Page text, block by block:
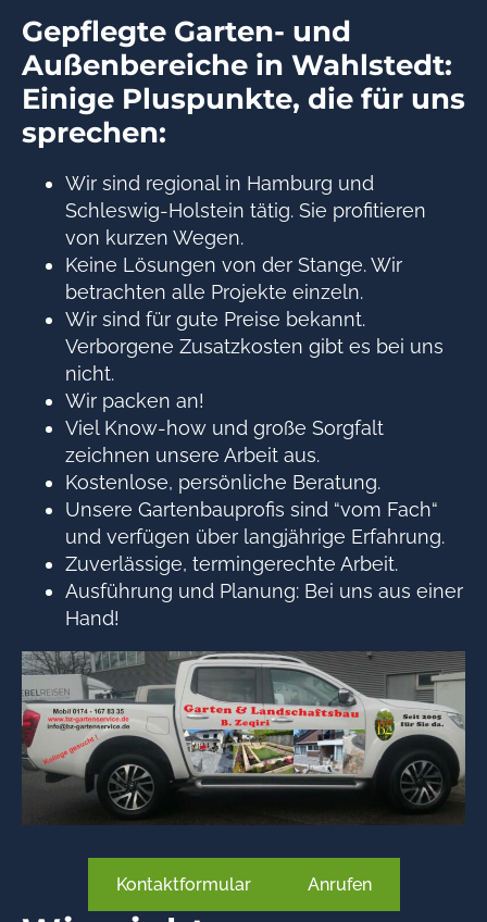
Gepflegte Garten- und
Außenbereiche in Wahlstedt:
Einige Pluspunkte, die für uns
sprechen:
Wir sind regional in Hamburg und
Schleswig-Holstein tätig. Sie profitieren
von kurzen Wegen.
Keine Lösungen von der Stange. Wir
betrachten alle Projekte einzeln.
Wir sind für gute Preise bekannt.
Verborgene Zusatzkosten gibt es bei uns
nicht.
Wir packen an!
Viel Know-how und große Sorgfalt
zeichnen unsere Arbeit aus.
Kostenlose, persönliche Beratung.
Unsere Gartenbauprofis sind “vom Fach“
und verfügen über langjährige Erfahrung.
Zuverlässige, termingerechte Arbeit.
Ausführung und Planung: Bei uns aus einer
Hand!
Kontaktformular Anrufen